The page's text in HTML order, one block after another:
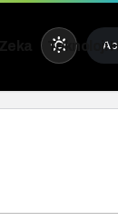
Teknoloji